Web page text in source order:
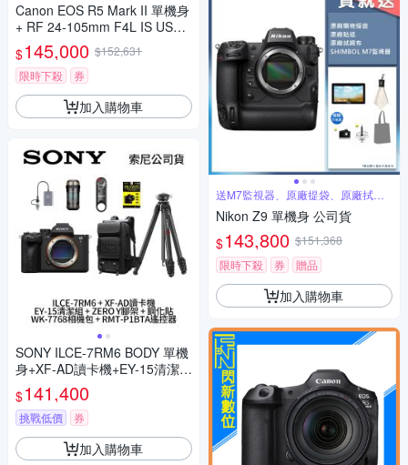
Canon EOS R5 Mark II 單機身
+ RF 24-105mm F4L IS USM
變焦鏡組 公司貨
$145,000 $152,631
限時下殺
券
加入購物車
SONY ILCE-7RM6 BODY 單機
身+XF-AD讀卡機+EY-15清潔組
+ZERO Y腳架+WK-7768相機
包+RMT-P1BTA遙控器+鋼化貼
α7RVI A7RM6 (公司貨)
$141,400
挑戰低價 券
加入購物車
送M7監視器、原廠提袋、原廠拭鏡
布
Nikon Z9 單機身 公司貨
$143,800 $151,368
限時下殺
券 贈品
加入購物車